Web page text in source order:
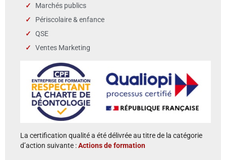
Marchés publics
Périscolaire & enfance
QSE
Ventes Marketing
La certification qualité a été délivrée au titre de la catégorie
d’action suivante :Actions de formation